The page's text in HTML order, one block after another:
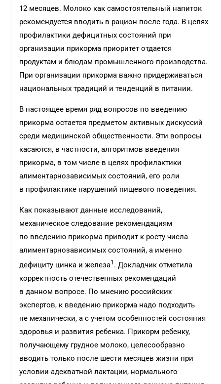
12 месяцев. Молоко как самостоятельный напиток
рекомендуется вводить в рацион после года. В целях
профилактики дефицитных состояний при
организации прикорма приоритет отдается
продуктам и блюдам промышленного производства.
При организации прикорма важно придерживаться
национальных традиций и тенденций в питании.
В настоящее время ряд вопросов по введению
прикорма остается предметом активных дискуссий
среди медицинской общественности. Эти вопросы
касаются, в частности, алгоритмов введения
прикорма, в том числе в целях профилактики
алиментарнозависимых состояний, его роли
в профилактике нарушений пищевого поведения.
Как показывают данные исследований,
механическое следование рекомендациям
по введению прикорма приводит к росту числа
алиментарнозависимых состояний, а именно
дефициту цинка и железа1 . Докладчик отметила
корректность отечественных рекомендаций
в данном вопросе. По мнению российских
экспертов, к введению прикорма надо подходить
не механически, а с учетом особенностей состояния
здоровья и развития ребенка. Прикорм ребенку,
получающему грудное молоко, целесообразно
вводить только после шести месяцев жизни при
условии адекватной лактации, нормального